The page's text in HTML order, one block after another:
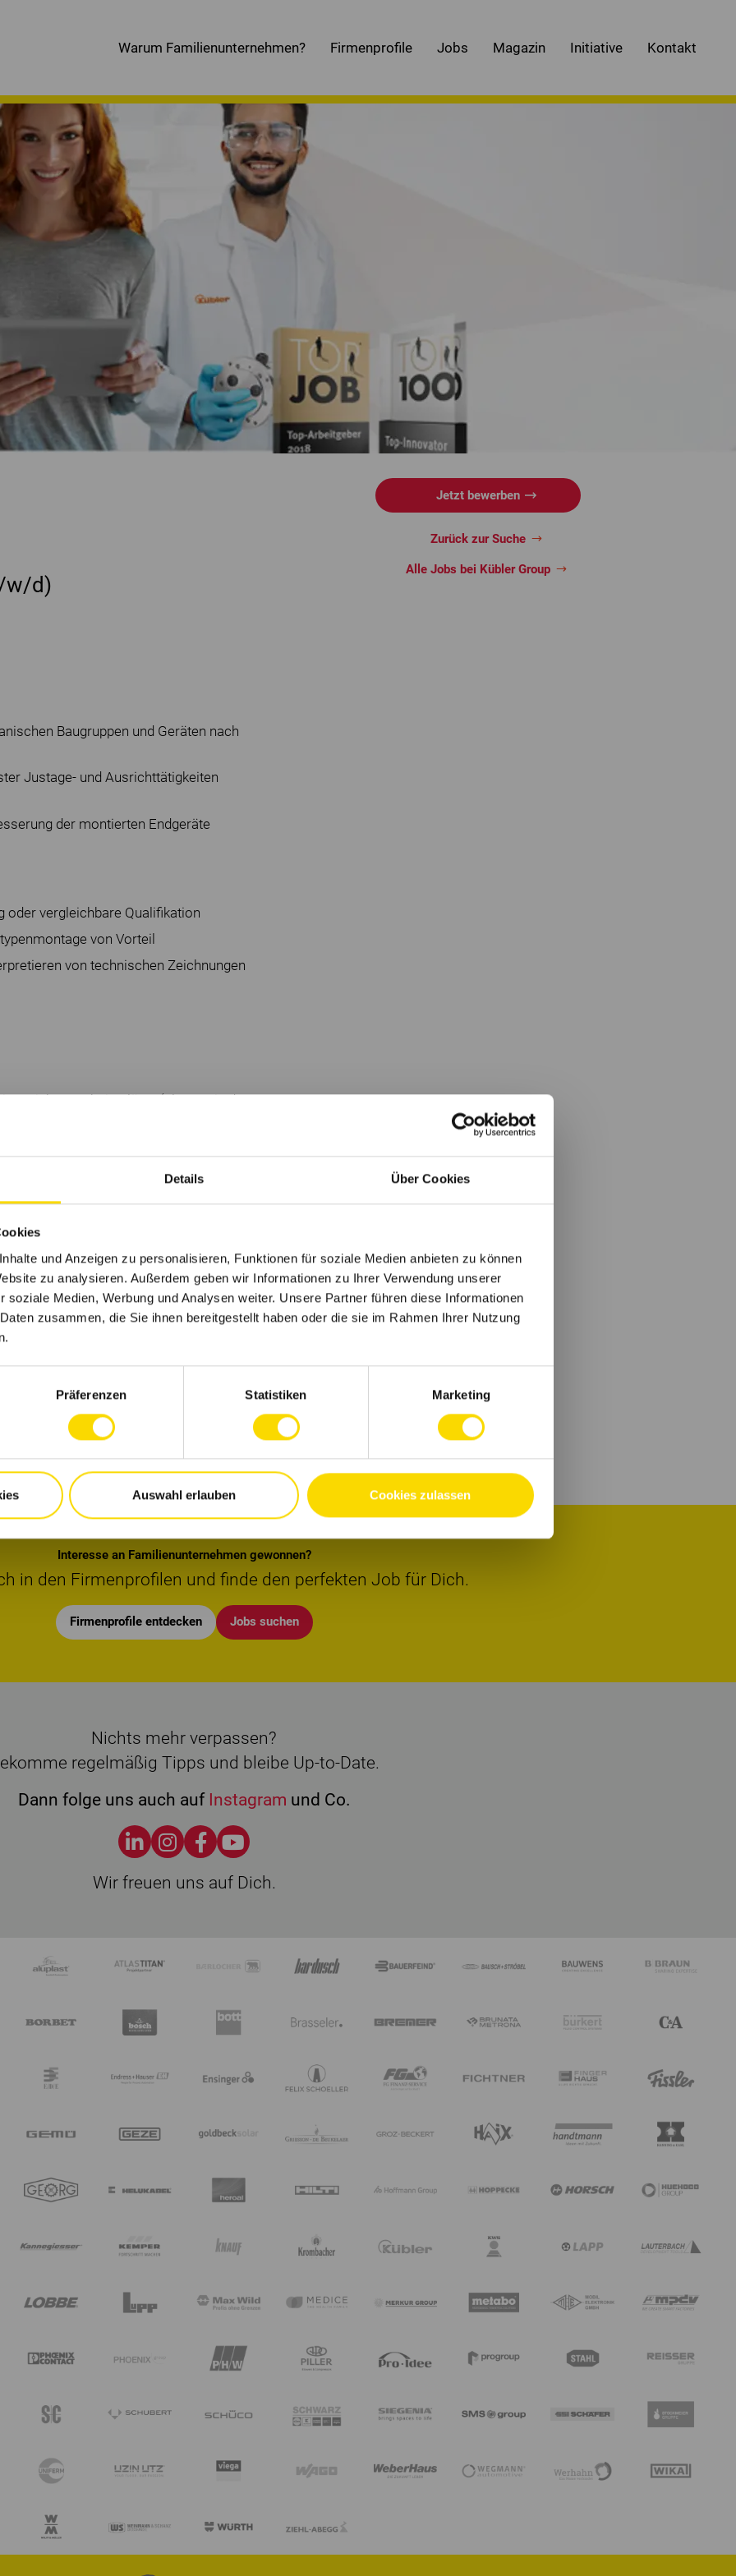
Details Über Cookies
und Anzeigen zu personalisieren, Funktionen für soziale Medien anbieten zu können
zu analysieren. Außerdem geben wir Informationen zu Ihrer Verwendung unserer
soziale Medien, Werbung und Analysen weiter. Unsere Partner führen diese Informationen
zusammen, die Sie ihnen bereitgestellt haben oder die sie im Rahmen Ihrer Nutzung
Präferenzen Statistiken Marketing
Auswahl erlauben Cookies zulassen
Warum Familienunternehmen? Firmenprofile Jobs Magazin Initiative Kontakt
w/d)
Baugruppen und Geräten nach
Justage- und Ausrichttätigkeiten
der montierten Endgeräte
oder vergleichbare Qualifikation
von Vorteil
von technischen Zeichnungen
Arbeitsplätze (Platz 25 in der
Arbeitsplätze sowie ein attraktives
im Schichtmodell
Urlaub
Unterstützung bei der
Leistungen
Zuschüsse für die Kinderbetreuung
freien Verfügung.
– von uns bezuschusst
und frisches Obst
und E-Bikes
Jetzt bewerben
Zurück zur Suche
Alle Jobs bei Kübler Group
Interesse an Familienunternehmen gewonnen?
in den Firmenprofilen und finde den perfekten Job für Dich.
Firmenprofile entdecken Jobs suchen
Nichts mehr verpassen?
regelmäßig Tipps und bleibe Up-to-Date.
Dann folge uns auch auf Instagram und Co.
Wir freuen uns auf Dich.